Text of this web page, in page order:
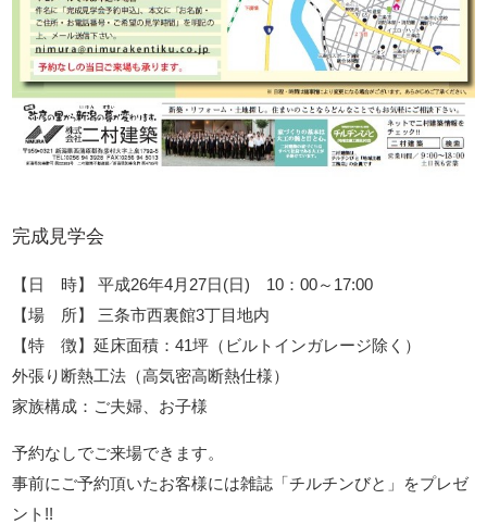
完成見学会
【日 時】 平成26年4月27日(日) 10：00～17:00
【場 所】 三条市西裏館3丁目地内
【特 徴】延床面積：41坪（ビルトインガレージ除く）
外張り断熱工法（高気密高断熱仕様）
家族構成：ご夫婦、お子様
予約なしでご来場できます。
事前にご予約頂いたお客様には雑誌「チルチンびと」をプレゼ
ント!!